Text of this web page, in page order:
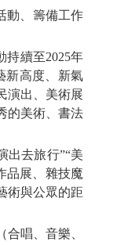
動、籌備工作
續至2025年
新高度、新氣
演出、美術展
的美術、書法
去旅行”“美
品展、雜技魔
術與公眾的距
唱、音樂、